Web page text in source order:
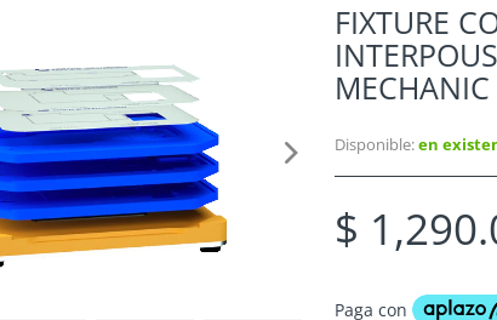
FIXTURE
Disponible:en
$